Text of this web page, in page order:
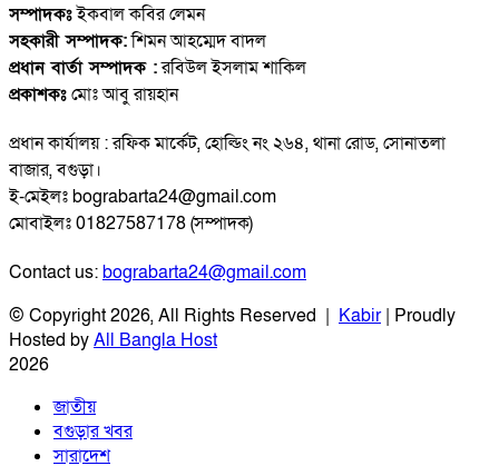
সম্পাদকঃইকবাল কবির লেমন
সহকারী সম্পাদক:শিমন আহম্মেদ বাদল
প্রধান বার্তা সম্পাদক :রবিউল ইসলাম শাকিল
প্রকাশকঃমোঃ আবু রায়হান
প্রধান কার্যালয় : রফিক মার্কেট, হোল্ডিং নং ২৬৪, থানা রোড, সোনাতলা
বাজার, বগুড়া।
ই-মেইলঃ bograbarta24@gmail.com
মোবাইলঃ 01827587178 (সম্পাদক)
Contact us:bograbarta24@gmail.com
© Copyright 2026, All Rights Reserved | Kabir| Proudly
Hosted byAll Bangla Host
2026
জাতীয়
বগুড়ার খবর
সারাদেশ